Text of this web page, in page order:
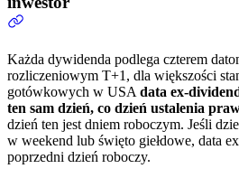
Każda dywidenda podlega czterem
rozliczeniowym T+1, dla większości
gotówkowych w USA data ex-
ten sam dzień, co dzień ustalenia
dzień ten jest dniem roboczym. Jeśli
w weekend lub święto giełdowe, data
poprzedni dzień roboczy.